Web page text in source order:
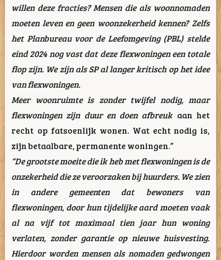
willen deze fracties? Mensen die als woonnomaden
moeten leven en geen woonzekerheid kennen? Zelfs
het Planbureau voor de Leefomgeving (PBL) stelde
eind 2024 nog vast dat deze flexwoningen een totale
flop zijn. We zijn als SP al langer kritisch op het idee
van flexwoningen.
Meer woonruimte is zonder twijfel nodig, maar
flexwoningen zijn duur en doen afbreukaan het
recht op fatsoenlijk wonen. Wat echt nodig is,
zijn betaalbare, permanente woningen.”
“De grootste moeite die ik heb met flexwoningen is de
onzekerheid die ze veroorzaken bij huurders. We zien
in andere gemeenten dat bewoners van
flexwoningen, door hun tijdelijke aard moeten vaak
al na vijf tot maximaal tien jaar hun woning
verlaten, zonder garantie op nieuwe huisvesting.
Hierdoor worden mensen als nomaden gedwongen